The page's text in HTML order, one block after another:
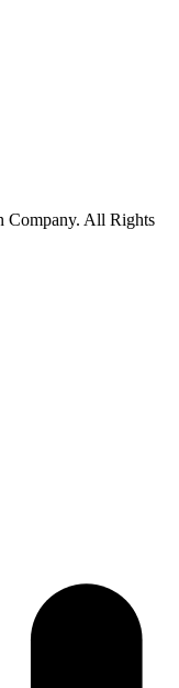
Company. All Rights